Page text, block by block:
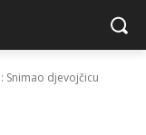
Snimao djevojčicu